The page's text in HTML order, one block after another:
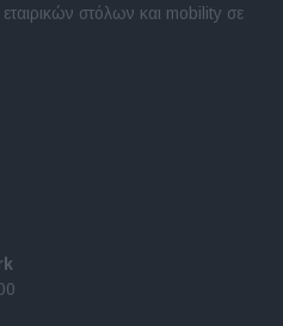
εταιρικών στόλων και mobility σε